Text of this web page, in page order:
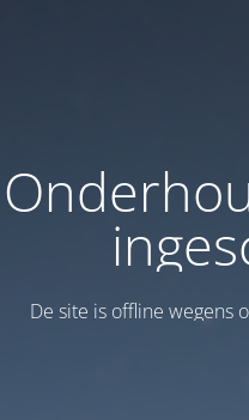
De site is offline wegens